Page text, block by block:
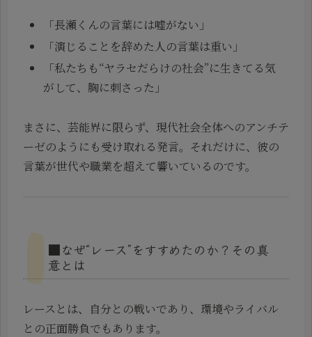
「長瀬くんの言葉には嘘がない」
「演じることを辞めた人の言葉は重い」
「私たちも“ヤラセだらけの社会”に生きてる気
がして、胸に刺さった」
まさに、芸能界に限らず、現代社会全体へのアンチテ
ーゼのようにも受け取れる発言。それだけに、彼の
言葉が世代や職業を超えて響いているのです。
■なぜ“レース”をすすめたのか？その真
意とは
レースとは、自分との戦いであり、環境やライバル
との正面勝負でもあります。